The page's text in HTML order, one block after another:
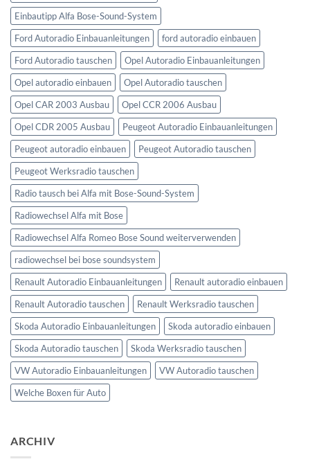
Einbautipp Alfa Bose-Sound-System
Ford Autoradio Einbauanleitungen
ford autoradio einbauen
Ford Autoradio tauschen
Opel Autoradio Einbauanleitungen
Opel autoradio einbauen
Opel Autoradio tauschen
Opel CAR 2003 Ausbau
Opel CCR 2006 Ausbau
Opel CDR 2005 Ausbau
Peugeot Autoradio Einbauanleitungen
Peugeot autoradio einbauen
Peugeot Autoradio tauschen
Peugeot Werksradio tauschen
Radio tausch bei Alfa mit Bose-Sound-System
Radiowechsel Alfa mit Bose
Radiowechsel Alfa Romeo Bose Sound weiterverwenden
radiowechsel bei bose soundsystem‎
Renault Autoradio Einbauanleitungen
Renault autoradio einbauen
Renault Autoradio tauschen
Renault Werksradio tauschen
Skoda Autoradio Einbauanleitungen
Skoda autoradio einbauen
Skoda Autoradio tauschen
Skoda Werksradio tauschen
VW Autoradio Einbauanleitungen
VW Autoradio tauschen
Welche Boxen für Auto
ARCHIV